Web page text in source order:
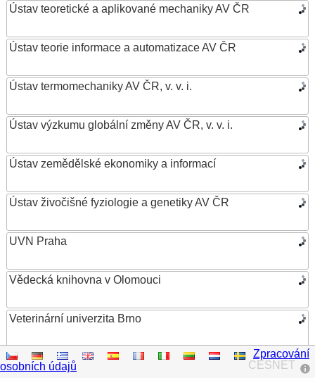
Ústav teoretické a aplikované mechaniky AV ČR
Ústav teorie informace a automatizace AV ČR
Ústav termomechaniky AV ČR, v. v. i.
Ústav výzkumu globální změny AV ČR, v. v. i.
Ústav zemědělské ekonomiky a informací
Ústav živočišné fyziologie a genetiky AV ČR
UVN Praha
Vědecká knihovna v Olomouci
Veterinární univerzita Brno
VŠB – Technická univerzita Ostrava
CESNET
Zpracování
osobních údajů